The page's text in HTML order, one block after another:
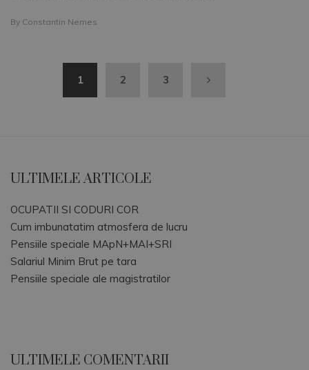
By Constantin Nemes
1 2 3
ULTIMELE ARTICOLE
OCUPATII SI CODURI COR
Cum imbunatatim atmosfera de lucru
Pensiile speciale MApN+MAI+SRI
Salariul Minim Brut pe tara
Pensiile speciale ale magistratilor
ULTIMELE COMENTARII